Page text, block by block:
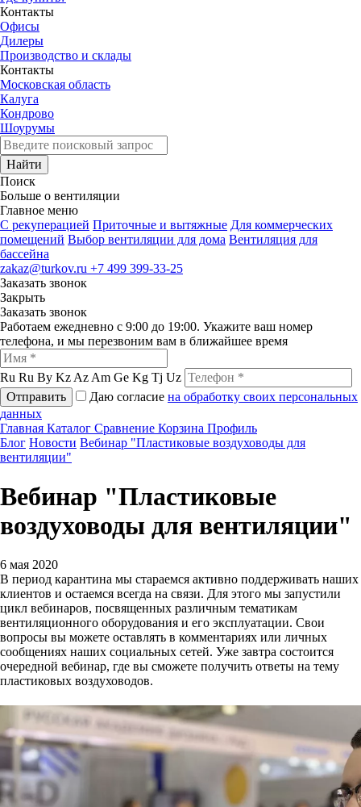
Контакты
Офисы
Дилеры
Производство и склады
Контакты
Московская область
Калуга
Кондрово
Шоурумы
Найти
Поиск
Больше о вентиляции
Главное меню
C рекуперацией Приточные и вытяжные Для коммерческих
помещений Выбор вентиляции для дома Вентиляция для
бассейна
zakaz@turkov.ru +7 499 399-33-25
Заказать звонок
Закрыть
Заказать звонок
Работаем ежедневно с 9:00 до 19:00. Укажите ваш номер
телефона, и мы перезвоним вам в ближайшее время
Ru Ru By Kz Az Am Ge Kg Tj Uz
Отправить
Даю согласие на обработку своих персональных
данных
Главная Каталог Сравнение Корзина Профиль
Блог Новости Вебинар "Пластиковые воздуховоды для
вентиляции"
Вебинар "Пластиковые
воздуховоды для вентиляции"
6 мая 2020
В период карантина мы стараемся активно поддерживать наших
клиентов и остаемся всегда на связи. Для этого мы запустили
цикл вебинаров, посвященных различным тематикам
вентиляционного оборудования и его эксплуатации. Свои
вопросы вы можете оставлять в комментариях или личных
сообщениях наших социальных сетей. Уже завтра состоится
очередной вебинар, где вы сможете получить ответы на тему
пластиковых воздуховодов.